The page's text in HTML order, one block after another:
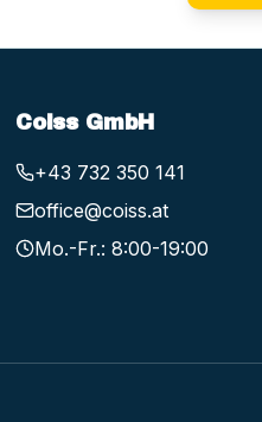
Coiss GmbH
+43 732 350 141
office@coiss.at
Mo.-Fr.: 8:00-19:00